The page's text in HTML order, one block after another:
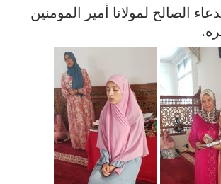
الصالح لمولانا أمير المومنين